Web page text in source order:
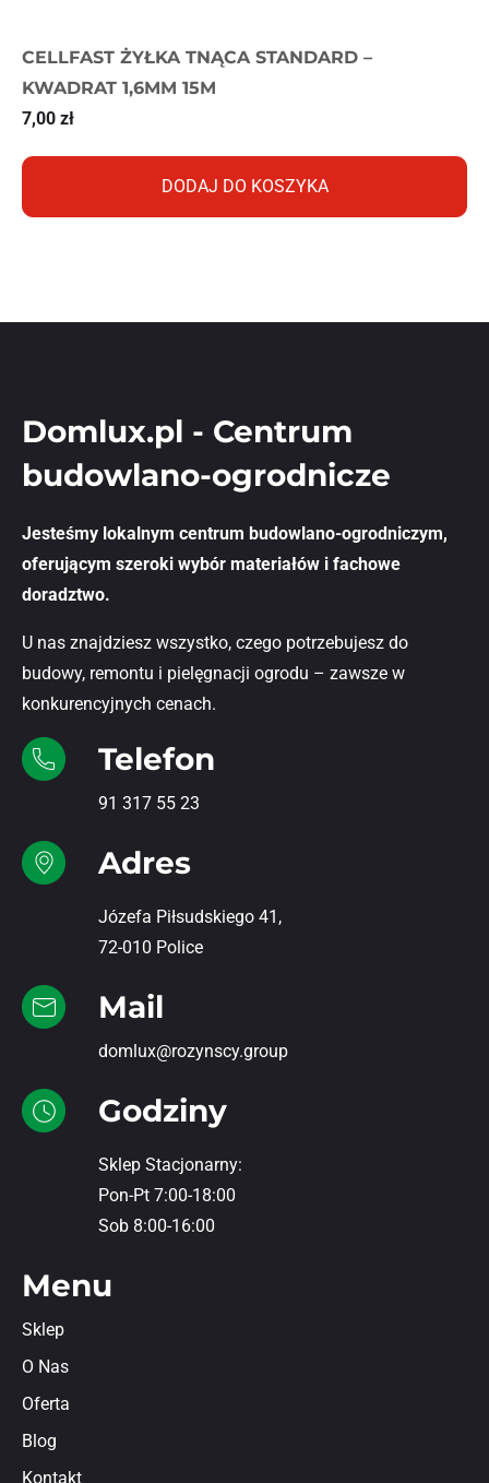
CELLFAST ŻYŁKA TNĄCA STANDARD –
KWADRAT 1,6MM 15M
7,00 zł
DODAJ DO KOSZYKA
Domlux.pl - Centrum
budowlano-ogrodnicze
Jesteśmy lokalnym centrum budowlano-ogrodniczym,
oferującym szeroki wybór materiałów i fachowe
doradztwo.
U nas znajdziesz wszystko, czego potrzebujesz do
budowy, remontu i pielęgnacji ogrodu – zawsze w
konkurencyjnych cenach.
Telefon
91 317 55 23
Adres
Józefa Piłsudskiego 41,
72-010 Police
Mail
domlux@rozynscy.group
Godziny
Sklep Stacjonarny:
Pon-Pt 7:00-18:00
Sob 8:00-16:00
Menu
Sklep
O Nas
Oferta
Blog
Kontakt